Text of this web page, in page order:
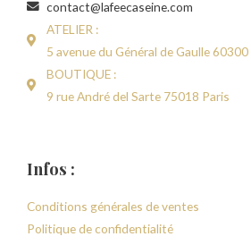
contact@lafeecaseine.com
ATELIER :
5 avenue du Général de Gaulle 60300
BOUTIQUE :
9 rue André del Sarte 75018 Paris
Infos :
Conditions générales de ventes
Politique de confidentialité